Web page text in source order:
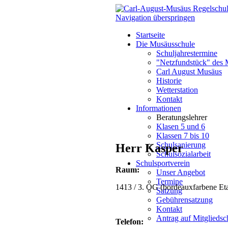
Navigation überspringen
Startseite
Die Musäusschule
Schuljahrestermine
"Netzfundstück" des
Carl August Musäus
Historie
Wetterstation
Kontakt
Informationen
Beratungslehrer
Klasen 5 und 6
Klassen 7 bis 10
Schulsanierung
Schulsozialarbeit
Schulsportverein
Unser Angebot
Termine
Satzung
Gebührensatzung
Kontakt
Antrag auf
Herr Kasper
Raum:
1413 / 3. OG (bordeauxfarbene
Telefon: